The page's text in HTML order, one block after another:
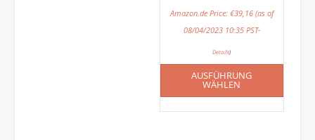
Amazon.de Price: €39,16(as of
08/04/2023 10:35 PST-
Details)
AUSFÜHRUNG
WÄHLEN